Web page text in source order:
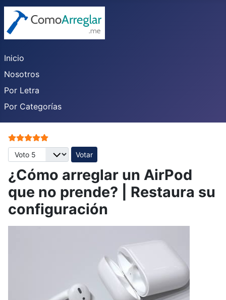
Inicio
Nosotros
Por Letra
Por Categorías
Ratio:5/5
Por favor, vote
¿Cómo arreglar un AirPod
que no prende? | Restaura su
configuración